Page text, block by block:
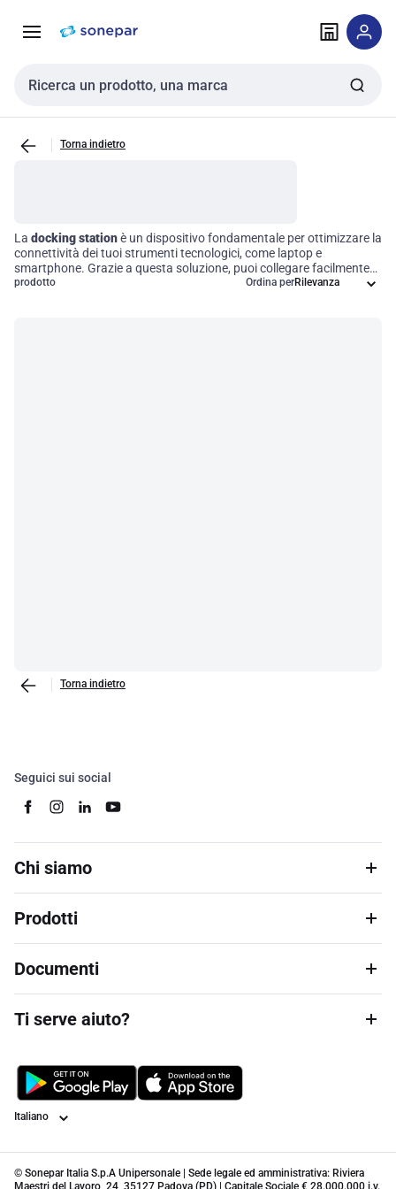
navigazione alla
Cerca input
Torna indietro
La docking stationè un dispositivo fondamentale per ottimizzare la
connettività dei tuoi strumenti tecnologici, come laptop e
smartphone. Grazie a questa soluzione, puoi collegare facilmente
più periferiche e monitor esterni attraverso un'unica interfaccia. Le
prodotto Ordina per
Torna indietro
Seguici sui social
Chi siamo
Prodotti
Documenti
Ti serve aiuto?
Lingua
© Sonepar Italia S.p.A Unipersonale | Sede legale ed amministrativa: Riviera
Maestri del Lavoro, 24, 35127 Padova (PD) | Capitale Sociale € 28.000.000 i.v.